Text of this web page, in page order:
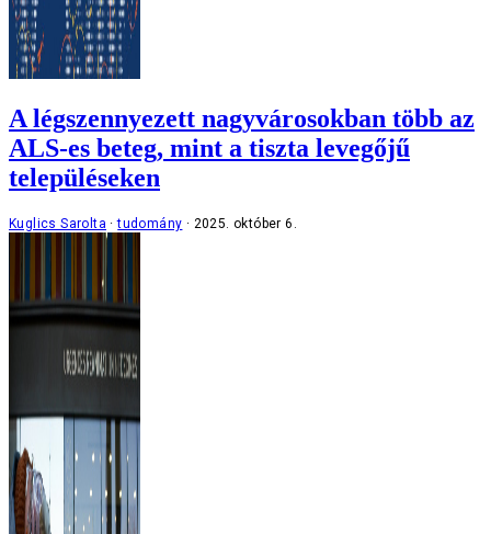
A légszennyezett nagyvárosokban több az
ALS-es beteg, mint a tiszta levegőjű
településeken
Kuglics Sarolta tudomány 2025. október 6.